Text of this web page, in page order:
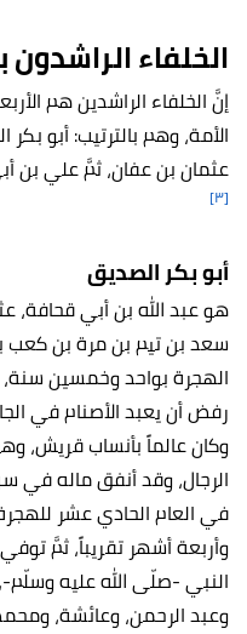
الخلفاء الراشدون
إنَّ الخلفاء الراشدين هم
الأمة، وهم بالترتيب: أبو
عثمان بن عفان، ثمَّ علي بن
[٣]
أبو بكر الصديق
هو عبد الله بن أبي
سعد بن تيم بن مرة بن كعب
الهجرة بواحد وخمسين سنة،
رفض أن يعبد الأصنام في
وكان عالماً بأنساب قريش،
الرجال، وقد أنفق ماله في
في العام الحادي عشر
وأربعة أشهر تقريباً، ثمَّ
النبي -صلّى الله عليه وسلّم-
وعبد الرحمن، وعائشة،